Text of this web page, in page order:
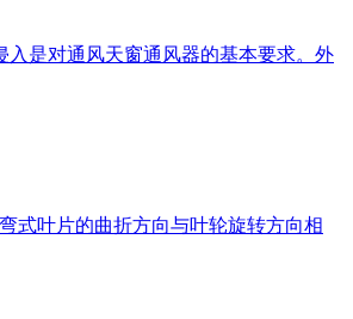
是对通风天窗通风器的基本要求。外
式叶片的曲折方向与叶轮旋转方向相